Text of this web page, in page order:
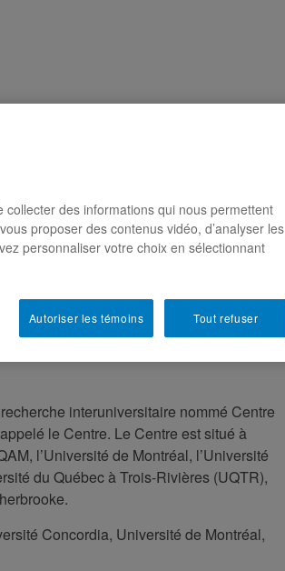
interuniversitaire nommé Centre
le Centre. Le Centre est situé à
l’Université de Montréal, l’Université
du Québec à Trois-Rivières (UQTR),
Concordia, Université de Montréal,
des informations qui nous permettent
proposer des contenus vidéo, d’analyser les
personnaliser votre choix en sélectionnant
Tout refuser
Autoriser les témoins